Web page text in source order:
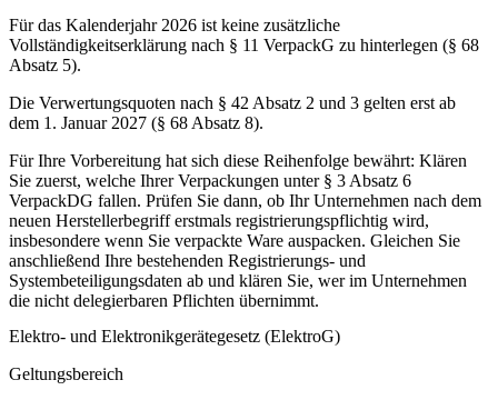
Für das Kalenderjahr 2026 ist keine zusätzliche
Vollständigkeitserklärung nach § 11 VerpackG zu hinterlegen (§ 68
Absatz 5).
Die Verwertungsquoten nach § 42 Absatz 2 und 3 gelten erst ab
dem 1. Januar 2027 (§ 68 Absatz 8).
Für Ihre Vorbereitung hat sich diese Reihenfolge bewährt: Klären
Sie zuerst, welche Ihrer Verpackungen unter § 3 Absatz 6
VerpackDG fallen. Prüfen Sie dann, ob Ihr Unternehmen nach dem
neuen Herstellerbegriff erstmals registrierungspflichtig wird,
insbesondere wenn Sie verpackte Ware auspacken. Gleichen Sie
anschließend Ihre bestehenden Registrierungs- und
Systembeteiligungsdaten ab und klären Sie, wer im Unternehmen
die nicht delegierbaren Pflichten übernimmt.
Elektro- und Elektronikgerätegesetz (ElektroG)
Geltungsbereich